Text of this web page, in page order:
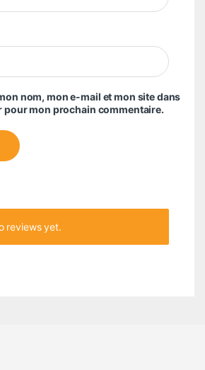
nom, mon e-mail et mon site dans
pour mon prochain commentaire.
reviews yet.